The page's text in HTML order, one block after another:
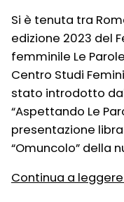
Si è tenuta tra
edizione 2023 del
femminile Le
Centro Studi
stato introdotto
“Aspettando Le
presentazione
“Omuncolo” della
Continua a leggere